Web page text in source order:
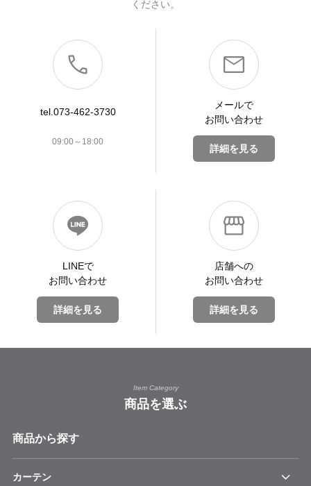
ください。
tel.073-462-3730
09:00～18:00
メールで
お問い合わせ
詳細を見る
LINEで
お問い合わせ
詳細を見る
店舗への
お問い合わせ
詳細を見る
Item Category
商品を選ぶ
商品から探す
カーテン